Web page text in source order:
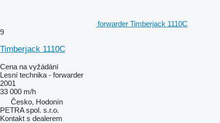
forwarder Timberjack 1110C
9
Timberjack 1110C
Cena na vyžádání
Lesní technika - forwarder
2001
33 000 m/h
Česko, Hodonín
PETRA spol. s.r.o.
Kontakt s dealerem